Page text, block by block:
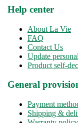
Help center
About La Vie
FAQ
Contact Us
Update
Product self-
General
Payment
Shipping &